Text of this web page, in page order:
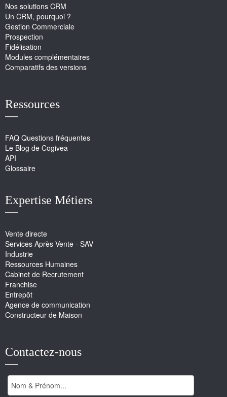
Nos solutions CRM
Un CRM, pourquoi ?
Gestion Commerciale
Prospection
Fidélisation
Modules complémentaires
Comparatifs des versions
Ressources
FAQ Questions fréquentes
Le Blog de Cogivea
API
Glossaire
Expertise Métiers
Vente directe
Services Après Vente - SAV
Industrie
Ressources Humaines
Cabinet de Recrutement
Franchise
Entrepôt
Agence de communication
Constructeur de Maison
Contactez-nous